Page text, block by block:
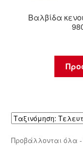
Βαλβίδα
Προβάλλονται όλα